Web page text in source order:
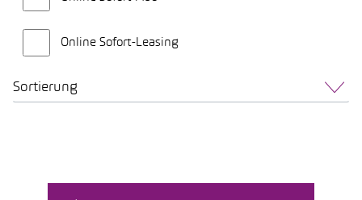
Online Sofort-Leasing
Sortierung